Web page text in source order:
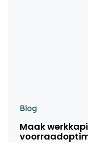
Blog
Maak